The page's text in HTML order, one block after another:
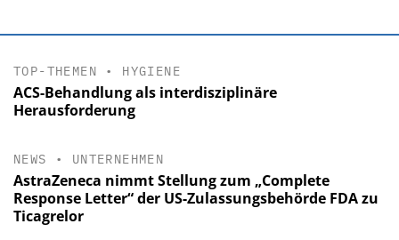
TOP-THEMEN • HYGIENE
ACS-Behandlung als interdisziplinäre
Herausforderung
NEWS • UNTERNEHMEN
AstraZeneca nimmt Stellung zum „Complete
Response Letter“ der US-Zulassungsbehörde FDA zu
Ticagrelor